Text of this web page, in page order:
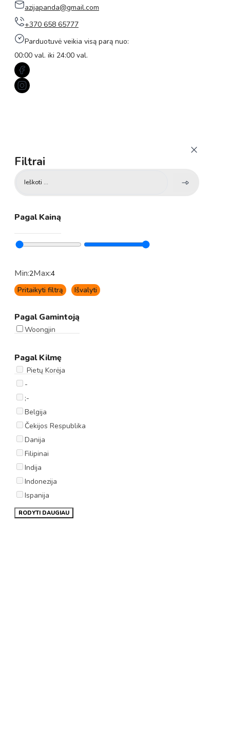
azijapanda@gmail.com
+370 658 65777
Parduotuvė veikia visą parą nuo:
00:00 val. iki 24:00 val.
Filtrai
Search
Pagal Kainą
Min:2Max:4
Pritaikyti filtrą
Išvalyti
Pagal Gamintoją
Woongjin
Pagal Kilmę
Pietų Korėja
-
;-
Belgija
Čekijos Respublika
Danija
Filipinai
Indija
Indonezija
Ispanija
RODYTI DAUGIAU